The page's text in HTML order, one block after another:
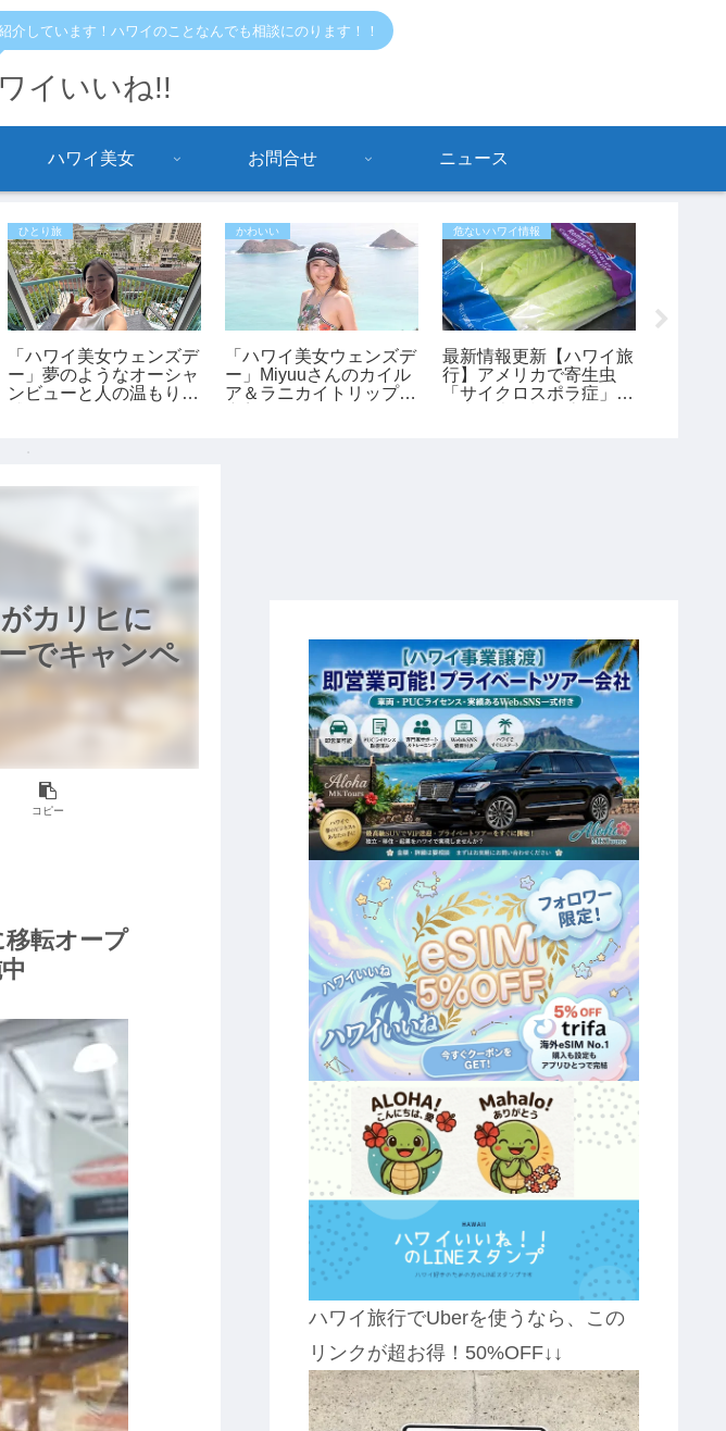
しています！ハワイのことなんでも相談にのります！！
イいいね!!
ハワイ美女 お問合せ ニュース
ひとり旅
「ハワイ美女ウェンズデ
ー」夢のようなオーシャ
ンビューと人の温もりに
かわいい
「ハワイ美女ウェンズデ
ー」Miyuuさんのカイル
ア＆ラニカイトリップに
危ないハワイ情報
最新情報更新【ハワイ旅
行】アメリカで寄生虫
「サイクロスポラ症」が
カリヒに
でキャンペ
コピー
転オープ
ハワイ旅行でUberを使うなら、この
リンクが超お得！50%OFF↓↓